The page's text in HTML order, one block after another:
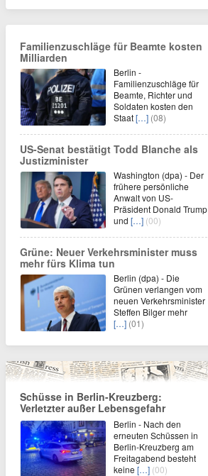
Familienzuschläge für Beamte kosten
Milliarden
Berlin -
Familienzuschläge für
Beamte, Richter und
Soldaten kosten den
Staat[…] (08)
US-Senat bestätigt Todd Blanche als
Justizminister
Washington (dpa) - Der
frühere persönliche
Anwalt von US-
Präsident Donald Trump
und […] (00)
Grüne: Neuer Verkehrsminister muss
mehr fürs Klima tun
Berlin (dpa) - Die
Grünen verlangen vom
neuen Verkehrsminister
Steffen Bilger mehr
[…] (01)
Schüsse in Berlin-Kreuzberg:
Verletzter außer Lebensgefahr
Berlin - Nach den
erneuten Schüssen in
Berlin-Kreuzberg am
Freitagabend besteht
keine […] (00)